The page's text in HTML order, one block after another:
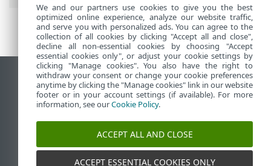
Rodyti darbalaukio tinklavietę
End of Life
ESET žinių bazė
ESET forumas
ESET Status Portal
Palaikymas regione
We and our partners use cookies to give you the best
optimized online experience, analyze our website traffic,
and serve you with personalized ads. You can agree to the
collection of all cookies by clicking "Accept all and close",
decline all non-essential cookies by choosing "Accept
essential cookies only", or adjust your cookie settings by
clicking "Manage cookies". You also have the right to
withdraw your consent or change your cookie preferences
anytime by clicking the "Manage cookies" link in our website
footer or in your account settings (if available). For more
information, see ourCookie Policy.
ACCEPT ALL AND CLOSE
ACCEPT ESSENTIAL COOKIES ONLY